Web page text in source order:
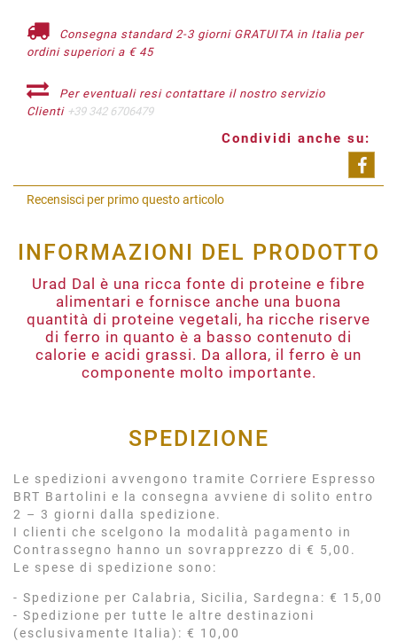
Consegna standard 2-3 giorni GRATUITA in Italia per
ordini superiori a € 45
Per eventuali resi contattare il nostro servizio
Clienti +39 342 6706479
Condividi anche su:
Recensisci per primo questo articolo
INFORMAZIONI DEL PRODOTTO
Urad Dal è una ricca fonte di proteine e fibre
alimentari e fornisce anche una buona
quantità di proteine vegetali, ha ricche riserve
di ferro in quanto è a basso contenuto di
calorie e acidi grassi. Da allora, il ferro è un
componente molto importante.
SPEDIZIONE
Le spedizioni avvengono tramite Corriere Espresso
BRT Bartolini e la consegna avviene di solito entro
2 – 3 giorni dalla spedizione.
I clienti che scelgono la modalità pagamento in
Contrassegno hanno un sovrapprezzo di € 5,00.
Le spese di spedizione sono:
- Spedizione per Calabria, Sicilia, Sardegna: € 15,00
- Spedizione per tutte le altre destinazioni
(esclusivamente Italia): € 10,00